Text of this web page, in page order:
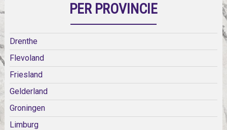
PER PROVINCIE
Drenthe
Flevoland
Friesland
Gelderland
Groningen
Limburg